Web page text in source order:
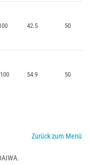
42.5 50
54.9 50
Zurück zum Menü